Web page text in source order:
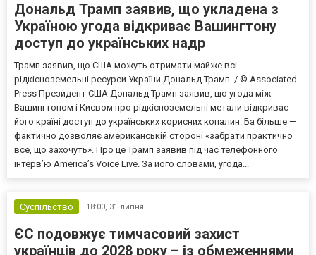
Дональд Трамп заявив, що укладена з
Україною угода відкриває Вашингтону
доступ до українських надр
Трамп заявив, що США можуть отримати майже всі
рідкісноземельні ресурси України Дональд Трамп. / © Associated
Press Президент США Дональд Трамп заявив, що угода між
Вашингтоном і Києвом про рідкісноземельні метали відкриває
його країні доступ до українських корисних копалин. Ба більше —
фактично дозволяє американській стороні «забрати практично
все, що захочуть». Про це Трамп заявив під час телефонного
інтерв’ю America’s Voice Live. За його словами, угода...
Суспільство 18:00, 31 липня
ЄС подовжує тимчасовий захист
українців до 2028 року – із обмеженнями